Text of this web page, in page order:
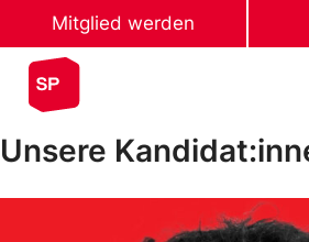
Mitglied werden
Unsere